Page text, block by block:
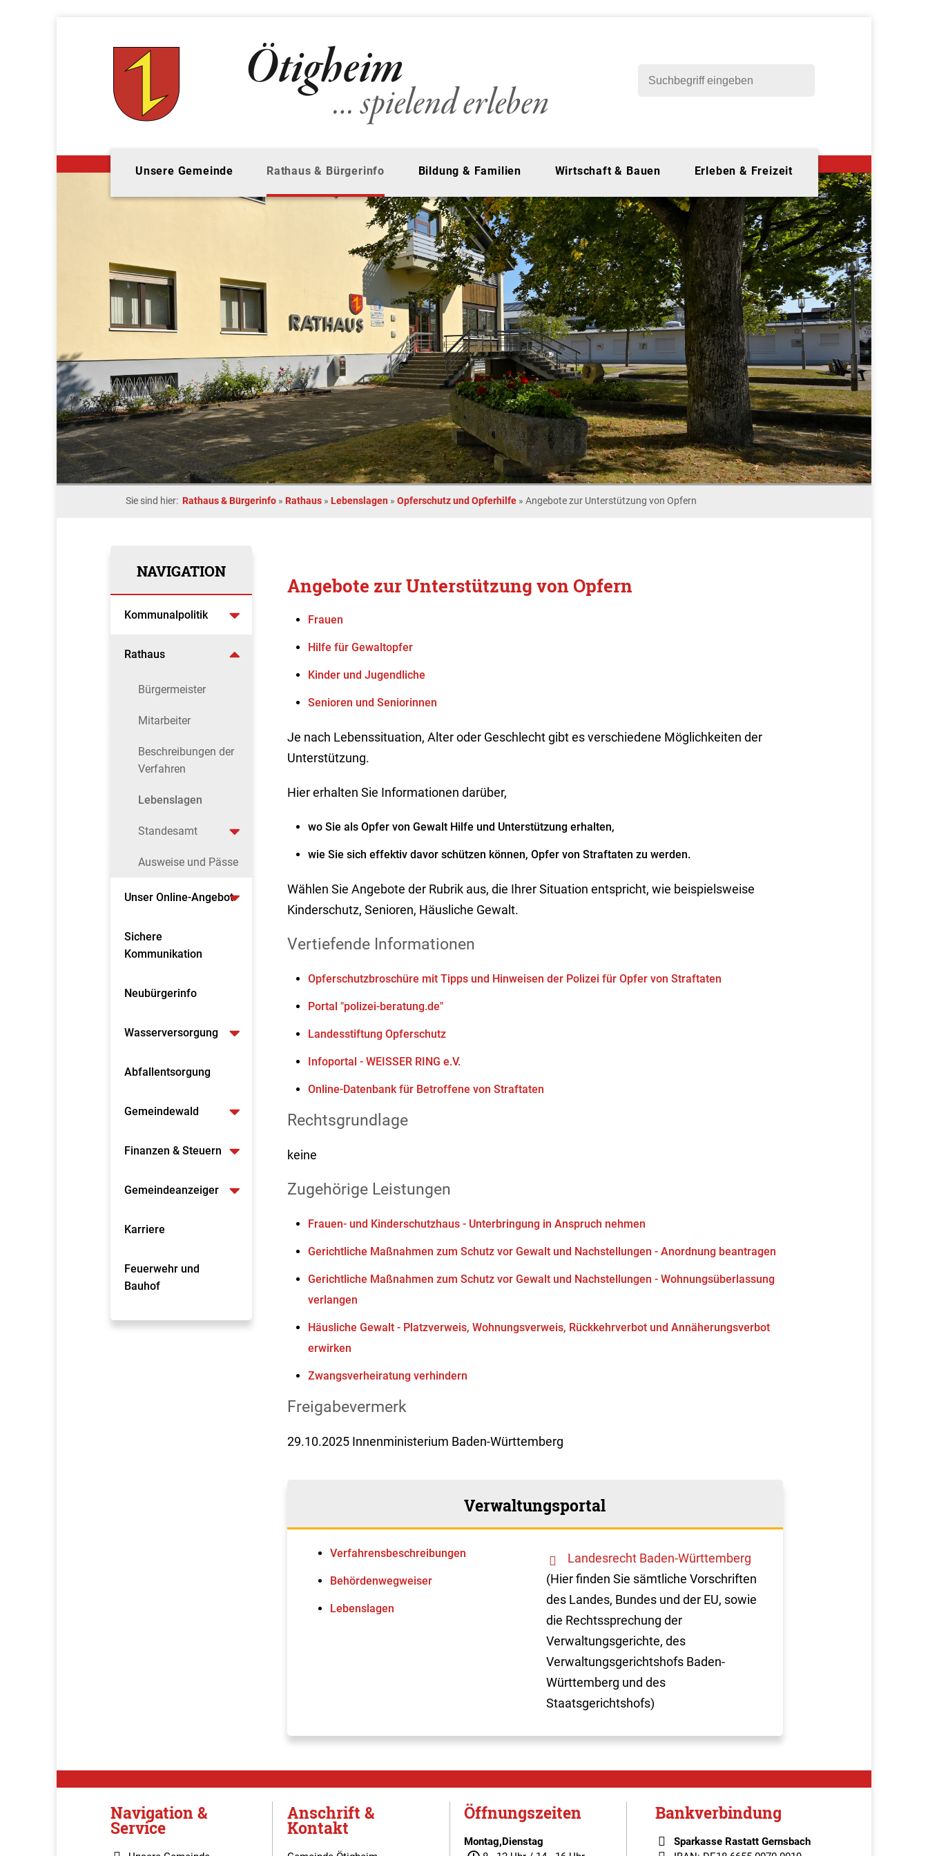
Unsere Gemeinde Rathaus & Bürgerinfo Bildung & Familien Wirtschaft & Bauen Erleben & Freizeit
Sie sind hier: Rathaus & Bürgerinfo » Rathaus » Lebenslagen » Opferschutz und Opferhilfe » Angebote zur Unterstützung von Opfern
NAVIGATION
Kommunalpolitik
Rathaus
Bürgermeister
Mitarbeiter
Beschreibungen der
Verfahren
Lebenslagen
Standesamt
Ausweise und Pässe
Unser Online-Angebot
Sichere
Kommunikation
Neubürgerinfo
Wasserversorgung
Abfallentsorgung
Gemeindewald
Finanzen & Steuern
Gemeindeanzeiger
Karriere
Feuerwehr und
Bauhof
Angebote zur Unterstützung von Opfern
Frauen
Hilfe für Gewaltopfer
Kinder und Jugendliche
Senioren und Seniorinnen
Je nach Lebenssituation, Alter oder Geschlecht gibt es verschiedene Möglichkeiten der
Unterstützung.
Hier erhalten Sie Informationen darüber,
wo Sie als Opfer von Gewalt Hilfe und Unterstützung erhalten,
wie Sie sich effektiv davor schützen können, Opfer von Straftaten zu werden.
Wählen Sie Angebote der Rubrik aus, die Ihrer Situation entspricht, wie beispielsweise
Kinderschutz, Senioren, Häusliche Gewalt.
Vertiefende Informationen
Opferschutzbroschüre mit Tipps und Hinweisen der Polizei für Opfer von Straftaten
Portal "polizei-beratung.de"
Landesstiftung Opferschutz
Infoportal - WEISSER RING e.V.
Online-Datenbank für Betroffene von Straftaten
Rechtsgrundlage
keine
Zugehörige Leistungen
Frauen- und Kinderschutzhaus - Unterbringung in Anspruch nehmen
Gerichtliche Maßnahmen zum Schutz vor Gewalt und Nachstellungen - Anordnung beantragen
Gerichtliche Maßnahmen zum Schutz vor Gewalt und Nachstellungen - Wohnungsüberlassung
verlangen
Häusliche Gewalt - Platzverweis, Wohnungsverweis, Rückkehrverbot und Annäherungsverbot
erwirken
Zwangsverheiratung verhindern
Freigabevermerk
29.10.2025 Innenministerium Baden-Württemberg
Verwaltungsportal
Verfahrens­beschreibungen
Behördenwegweiser
Lebenslagen
Landesrecht Baden-Württemberg
(Hier finden Sie sämtliche Vorschriften
des Landes, Bundes und der EU, sowie
die Rechtssprechung der
Verwaltungsgerichte, des
Verwaltungsgerichtshofs Baden-
Württemberg und des
Staatsgerichtshofs)
Navigation &
Service
Anschrift &
Kontakt
Öffnungszeiten
Montag,Dienstag
Bankverbindung
Sparkasse Rastatt Gernsbach